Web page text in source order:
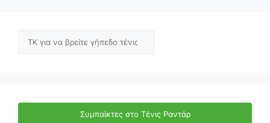
Αναζήτηση
Συμπαίκτες στο Τένις Ραντάρ